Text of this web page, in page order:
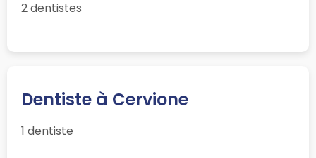
2 dentistes
Dentiste à Cervione
1 dentiste